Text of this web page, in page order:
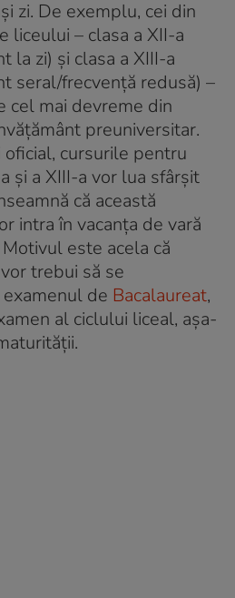
zi. De exemplu, cei din
liceului – clasa a XII-a
la zi) și clasa a XIII-a
seral/frecvență redusă) –
cel mai devreme din
preuniversitar.
cursurile pentru
și a XIII-a vor lua sfârșit
că această
intra în vacanța de vară
este acela că
trebui să se
de Bacalaureat,
al ciclului liceal, așa-